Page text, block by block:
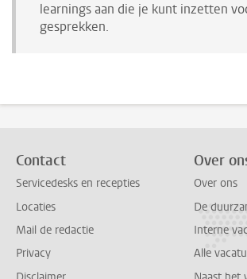
learnings aan die je kunt inzetten
gesprekken.
Contact
Servicedesks en recepties
Locaties
Mail de redactie
Privacy
Over
Over ons
De
Interne
Alle